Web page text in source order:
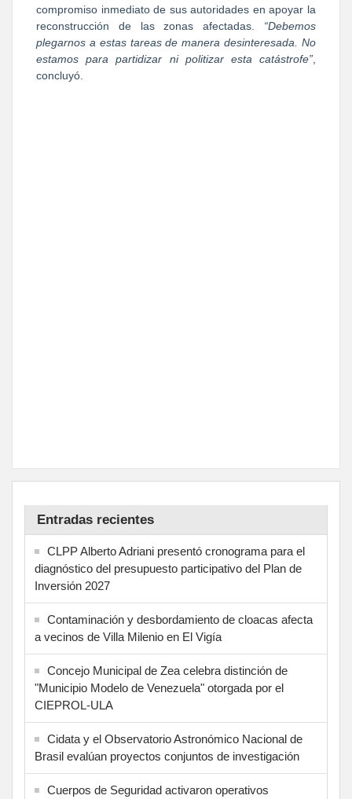
compromiso inmediato de sus autoridades en apoyar la
reconstrucción de las zonas afectadas. “Debemos
plegarnos a estas tareas de manera desinteresada. No
estamos para partidizar ni politizar esta catástrofe”
concluyó.
Entradas recientes
CLPP Alberto Adriani presentó cronograma para el
diagnóstico del presupuesto participativo del Plan de
Inversión 2027
Contaminación y desbordamiento de cloacas afecta
a vecinos de Villa Milenio en El Vigía
Concejo Municipal de Zea celebra distinción de
"Municipio Modelo de Venezuela" otorgada por el
CIEPROL-ULA
Cidata y el Observatorio Astronómico Nacional de
Brasil evalúan proyectos conjuntos de investigación
Cuerpos de Seguridad activaron operativos